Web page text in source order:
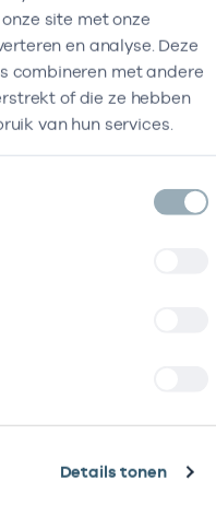
site met onze
en analyse. Deze
combineren met andere
of die ze hebben
van hun services.
Details tonen
Dataportaal
wederpartij/klant
en
uit te wisselen, is
wijzen als
wij de